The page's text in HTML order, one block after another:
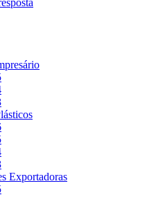
Exportadoras